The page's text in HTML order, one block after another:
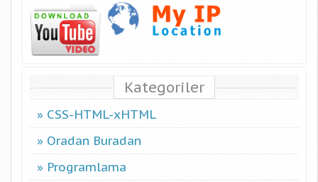
Kategoriler
CSS-HTML-xHTML
Oradan Buradan
Programlama